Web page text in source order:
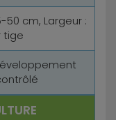
50 cm, Largeur :
tige